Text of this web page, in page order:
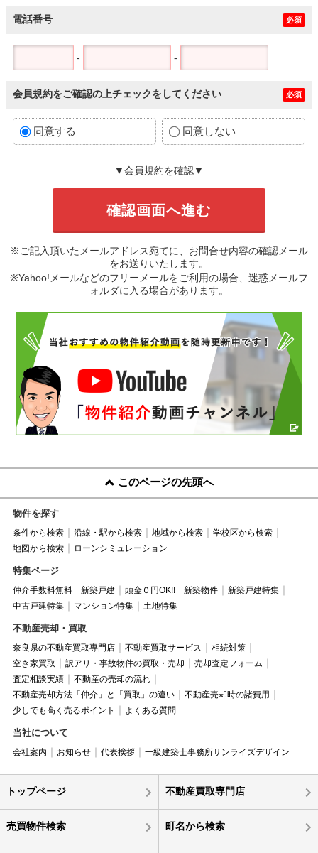
電話番号 必須
- -
会員規約をご確認の上チェックをしてください 必須
同意する 同意しない
▼会員規約を確認▼
※ご記入頂いたメールアドレス宛てに、お問合せ内容の確認メール
をお送りいたします。
※Yahoo!メールなどのフリーメールをご利用の場合、迷惑メールフ
ォルダに入る場合があります。
このページの先頭へ
物件を探す
条件から検索 沿線・駅から検索 地域から検索
学校区から検索
地図から検索
ローンシミュレーション
特集ページ
仲介手数料無料 新築戸建 頭金０円OK!! 新築物件
新築戸建特集
中古戸建特集
マンション特集 土地特集
不動産売却・買取
奈良県の不動産買取専門店 不動産買取サービス
相続対策
空き家買取
訳アリ・事故物件の買取・売却
売却査定フォーム
査定相談実績
不動産の売却の流れ
不動産売却方法「仲介」と「買取」の違い
不動産売却時の諸費用
少しでも高く売るポイント
よくある質問
当社について
会社案内 お知らせ 代表挨拶 一級建築士事務所サンライズデザイン
トップページ 不動産買取専門店
売買物件検索 町名から検索